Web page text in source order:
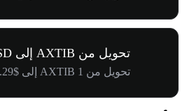
تحويل من AXTIB إلى USD
تحويل من 1 AXTIB إلى $91.29